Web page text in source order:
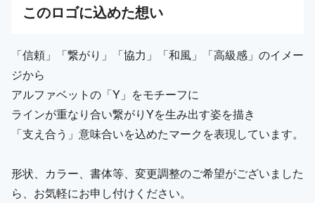
このロゴに込めた想い
「信頼」「繋がり」「協力」「和風」「高級感」のイメー
ジから
アルファベットの「Y」をモチーフに
ラインが重なり合い繋がりYを生み出す姿を描き
「支え合う」意味合いを込めたマークを表現しています。
形状、カラー、書体等、変更調整のご希望がございました
ら、お気軽にお申し付けください。